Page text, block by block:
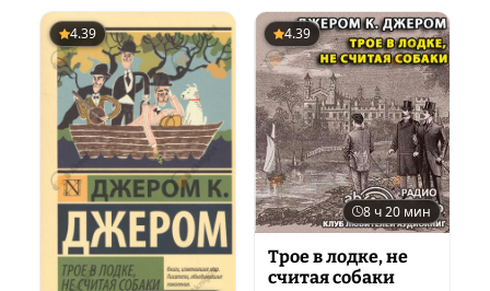
4.39 4.39
8 ч 20 мин
Трое в лодке, не
считая собаки